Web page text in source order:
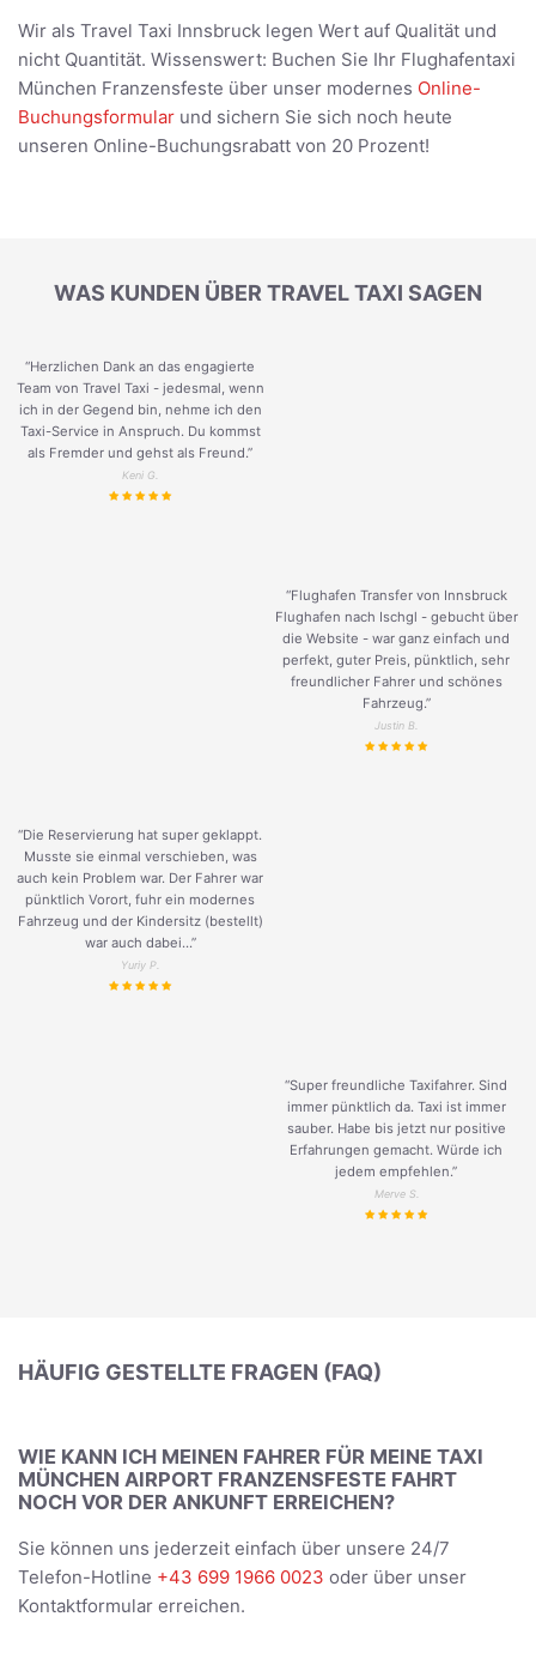
Wir als Travel Taxi Innsbruck legen Wert auf Qualität und
nicht Quantität. Wissenswert: Buchen Sie Ihr Flughafentaxi
München Franzensfeste über unser modernes Online-
Buchungsformular und sichern Sie sich noch heute
unseren Online-Buchungsrabatt von 20 Prozent!
WAS KUNDEN ÜBER TRAVEL TAXI SAGEN
“Herzlichen Dank an das engagierte
Team von Travel Taxi - jedesmal, wenn
ich in der Gegend bin, nehme ich den
Taxi-Service in Anspruch. Du kommst
als Fremder und gehst als Freund.”
Keni G.
“Flughafen Transfer von Innsbruck
Flughafen nach Ischgl - gebucht über
die Website - war ganz einfach und
perfekt, guter Preis, pünktlich, sehr
freundlicher Fahrer und schönes
Fahrzeug.”
Justin B.
“Die Reservierung hat super geklappt.
Musste sie einmal verschieben, was
auch kein Problem war. Der Fahrer war
pünktlich Vorort, fuhr ein modernes
Fahrzeug und der Kindersitz (bestellt)
war auch dabei...”
Yuriy P.
“Super freundliche Taxifahrer. Sind
immer pünktlich da. Taxi ist immer
sauber. Habe bis jetzt nur positive
Erfahrungen gemacht. Würde ich
jedem empfehlen.”
Merve S.
HÄUFIG GESTELLTE FRAGEN (FAQ)
WIE KANN ICH MEINEN FAHRER FÜR MEINE TAXI
MÜNCHEN AIRPORT FRANZENSFESTE FAHRT
NOCH VOR DER ANKUNFT ERREICHEN?
Sie können uns jederzeit einfach über unsere 24/7
Telefon-Hotline +43 699 1966 0023 oder über unser
Kontaktformular erreichen.